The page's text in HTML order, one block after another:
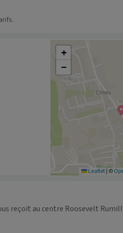
+
−
Leaflet| ©
reçoit au centre Roosevelt